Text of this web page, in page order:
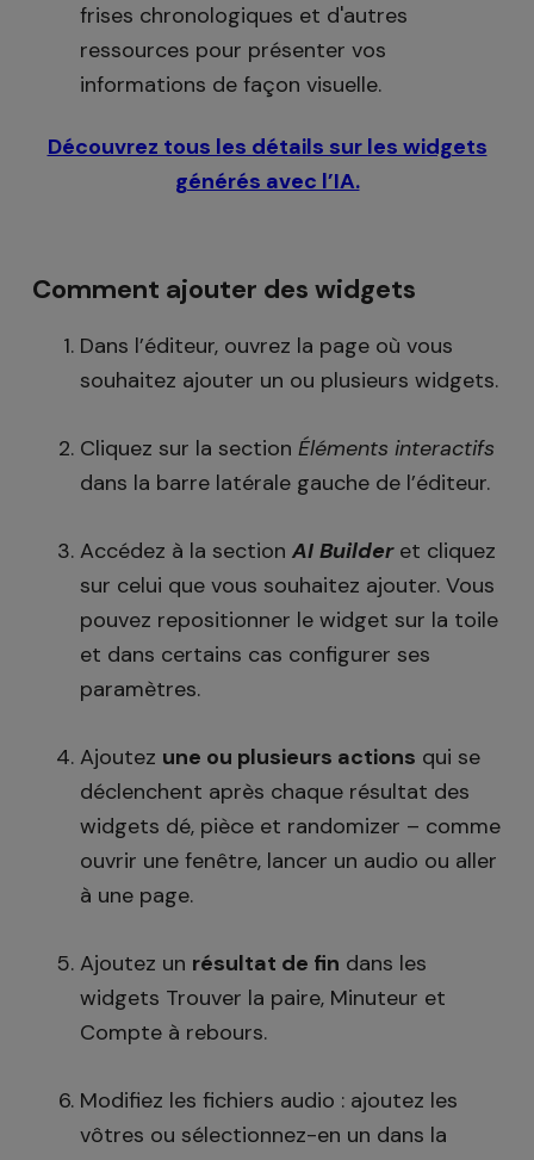
frises chronologiques et d'autres
ressources pour présenter vos
informations de façon visuelle.
Découvrez tous les détails sur les widgets
générés avec l’IA.
Comment ajouter des widgets
Dans l’éditeur, ouvrez la page où vous
souhaitez ajouter un ou plusieurs widgets.
Cliquez sur la section Éléments interactifs
dans la barre latérale gauche de l’éditeur.
Accédez à la section AI Builder et cliquez
sur celui que vous souhaitez ajouter. Vous
pouvez repositionner le widget sur la toile
et dans certains cas configurer ses
paramètres.
Ajoutez une ou plusieurs actions qui se
déclenchent après chaque résultat des
widgets dé, pièce et randomizer – comme
ouvrir une fenêtre, lancer un audio ou aller
à une page.
Ajoutez un résultat de fin dans les
widgets Trouver la paire, Minuteur et
Compte à rebours.
Modifiez les fichiers audio : ajoutez les
vôtres ou sélectionnez-en un dans la